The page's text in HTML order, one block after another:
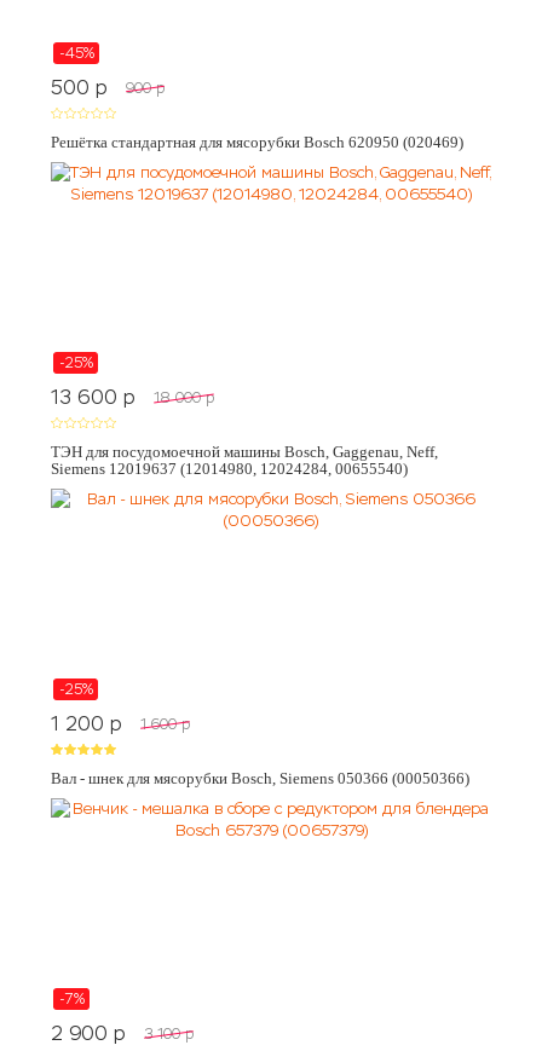
-45%
500 p 900 p
Решётка стандартная для мясорубки Bosch 620950 (020469)
-25%
13 600 p 18 000 p
ТЭН для посудомоечной машины Bosch, Gaggenau, Neff,
Siemens 12019637 (12014980, 12024284, 00655540)
-25%
1 200 p 1 600 p
Вал - шнек для мясорубки Bosch, Siemens 050366 (00050366)
-7%
2 900 p 3 100 p